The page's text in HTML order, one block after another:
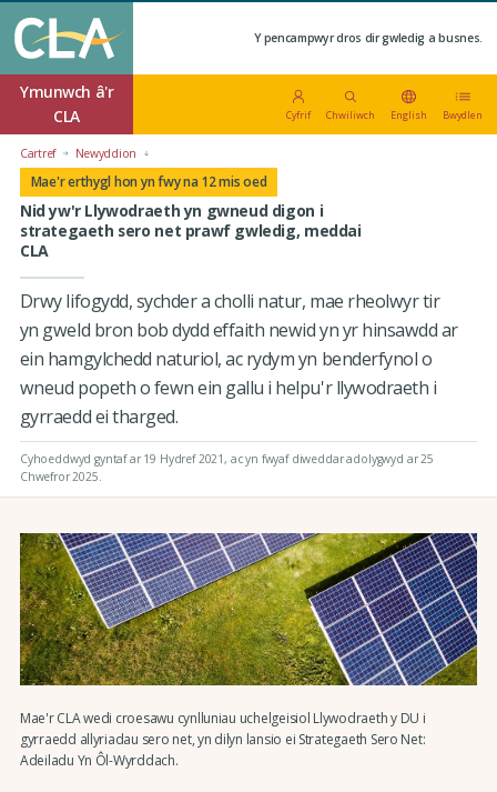
Y pencampwyr dros dir gwledig a busnes.
Ymunwch â'r
CLA
Cyfrif Chwiliwch English Bwydlen
Cartref Newyddion
Mae'r erthygl hon yn fwy na 12 mis oed
Nid yw'r Llywodraeth yn gwneud digon i
strategaeth sero net prawf gwledig, meddai
CLA
Drwy lifogydd, sychder a cholli natur, mae rheolwyr tir
yn gweld bron bob dydd effaith newid yn yr hinsawdd ar
ein hamgylchedd naturiol, ac rydym yn benderfynol o
wneud popeth o fewn ein gallu i helpu'r llywodraeth i
gyrraedd ei tharged.
Cyhoeddwyd gyntaf ar 19 Hydref 2021, ac yn fwyaf diweddar adolygwyd ar 25
Chwefror 2025.
Mae'r CLA wedi croesawu cynlluniau uchelgeisiol Llywodraeth y DU i
gyrraedd allyriadau sero net, yn dilyn lansio ei Strategaeth Sero Net:
Adeiladu Yn Ôl-Wyrddach.